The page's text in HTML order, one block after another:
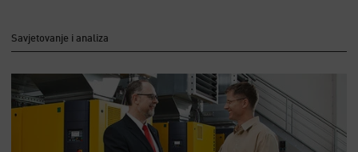
Savjetovanje i analiza